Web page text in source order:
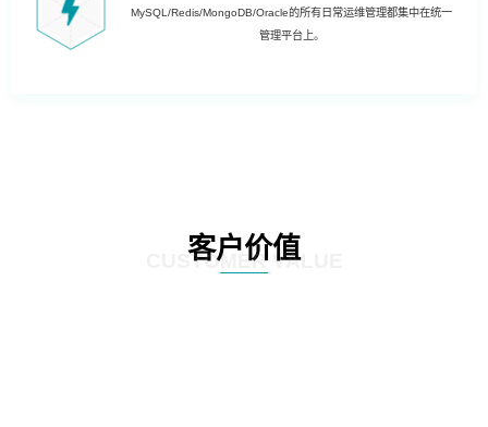
MySQL/Redis/MongoDB/Oracle的所有日常运维管理都集中在统一
管理平台上。
客户价值
CUSTOMER VALUE